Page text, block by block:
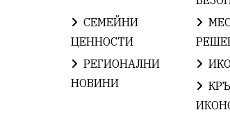
СЕМЕЙНИ
ЦЕННОСТИ
РЕГИОНАЛНИ
НОВИНИ